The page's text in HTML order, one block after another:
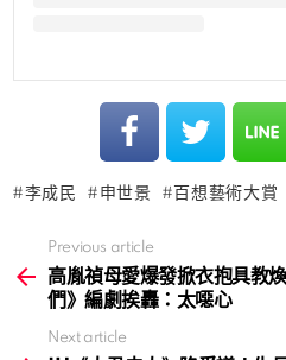
李成民 申世景 百想藝術大賞
more
Previous article
高胤禎母愛爆發掀衣抱具教
們》編劇挨轟：太噁心
Next article